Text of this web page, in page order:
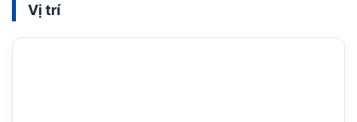
Vị trí